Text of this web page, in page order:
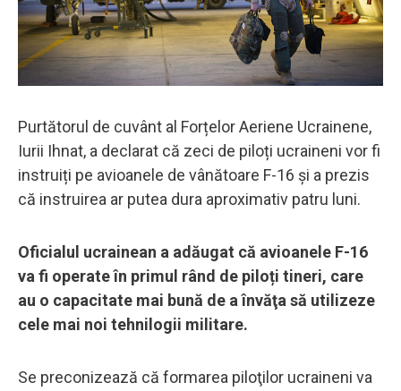
Purtătorul de cuvânt al Forțelor Aeriene Ucrainene,
Iurii Ihnat, a declarat că zeci de piloți ucraineni vor fi
instruiți pe avioanele de vânătoare F-16 și a prezis
că instruirea ar putea dura aproximativ patru luni.
Oficialul ucrainean a adăugat că avioanele F-16
va fi operate în primul rând de piloți tineri, care
au o capacitate mai bună de a învăţa să utilizeze
cele mai noi tehnilogii militare.
Se preconizează că formarea piloţilor ucraineni va